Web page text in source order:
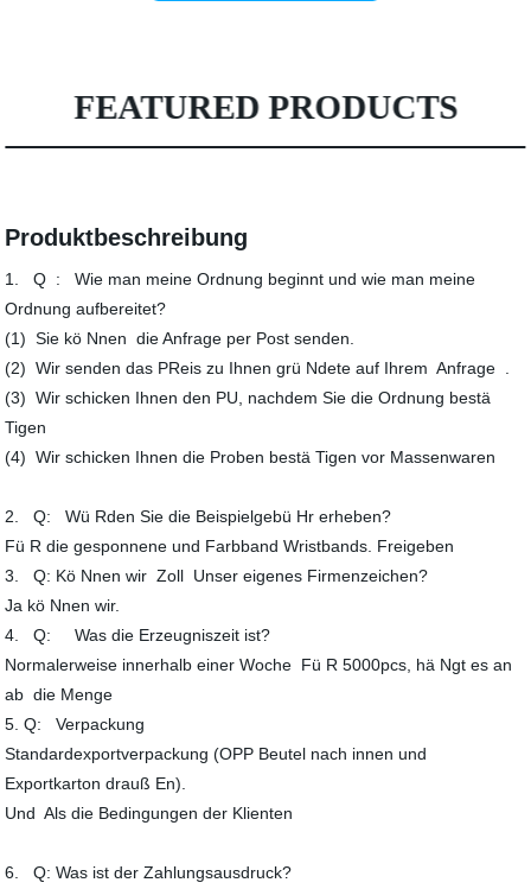
FEATURED PRODUCTS
Produktbeschreibung
1. Q : Wie man meine Ordnung beginnt und wie man meine
Ordnung aufbereitet?
(1) Sie kö Nnen die Anfrage per Post senden.
(2) Wir senden das PReis zu Ihnen grü Ndete auf Ihrem Anfrage .
(3) Wir schicken Ihnen den PU, nachdem Sie die Ordnung bestä
Tigen
(4) Wir schicken Ihnen die Proben bestä Tigen vor Massenwaren
2. Q: Wü Rden Sie die Beispielgebü Hr erheben?
Fü R die gesponnene und Farbband Wristbands. Freigeben
3. Q: Kö Nnen wir Zoll Unser eigenes Firmenzeichen?
Ja kö Nnen wir.
4. Q: Was die Erzeugniszeit ist?
Normalerweise innerhalb einer Woche Fü R 5000pcs, hä Ngt es an
ab die Menge
5. Q: Verpackung
Standardexportverpackung (OPP Beutel nach innen und
Exportkarton drauß En).
Und Als die Bedingungen der Klienten
6. Q: Was ist der Zahlungsausdruck?